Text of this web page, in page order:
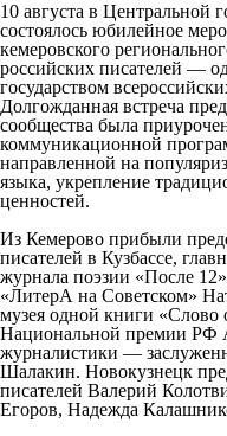
10 августа в Центральной
состоялось юбилейное
кемеровского
российских писателей —
государством
Долгожданная встреча
сообщества была
коммуникационной
направленной на
языка, укрепление
ценностей.
Из Кемерово прибыли
писателей в Кузбассе,
журнала поэзии «После
«ЛитерА на Советском»
музея одной книги «Слово
Национальной премии РФ
журналистики —
Шалакин. Новокузнецк
писателей Валерий
Егоров, Надежда